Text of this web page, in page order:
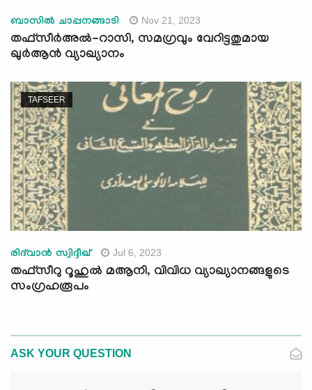
ബാസില്‍ ചാപ്പനങ്ങാടി Nov 21, 2023
തഫ്സീർഅൽ-റാസി, സമഗ്രവും വേറിട്ടതുമായ
ഖുര്‍ആന്‍ വ്യാഖ്യാനം
TAFSEER
രിദ്‍വാന്‍ സ്വിദ്ദീഖ് Jul 6, 2023
തഫ്സീറു റൂഹുൽ മആനി, വിവിധ വ്യാഖ്യാനങ്ങളുടെ
സംഗ്രഹരൂപം
ASK YOUR QUESTION